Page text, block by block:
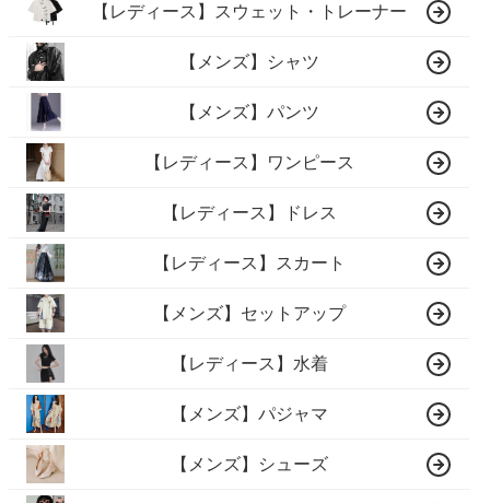
【レディース】スウェット・トレーナー
【メンズ】シャツ
【メンズ】パンツ
【レディース】ワンピース
【レディース】ドレス
【レディース】スカート
【メンズ】セットアップ
【レディース】水着
【メンズ】パジャマ
【メンズ】シューズ